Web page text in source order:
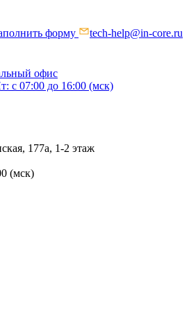
форму
tech-help@in-core.ru
офис
с 07:00 до 16:00 (мск)
177а, ​1-2 этаж
(мск)